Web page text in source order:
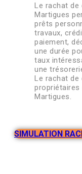
Le rachat
Martigues
prêts
travaux,
paiement,
une durée
taux
une
Le rachat de
propriétaires
Martigues.
SIMULATION